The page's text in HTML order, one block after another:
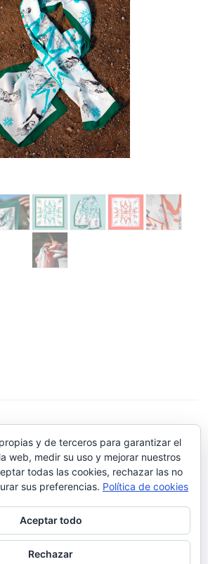
cookies
y de terceros para garantizar el
web, medir su uso y mejorar nuestros
todas las cookies, rechazar las no
sus preferencias. Política de cookies
Aceptar todo
Rechazar